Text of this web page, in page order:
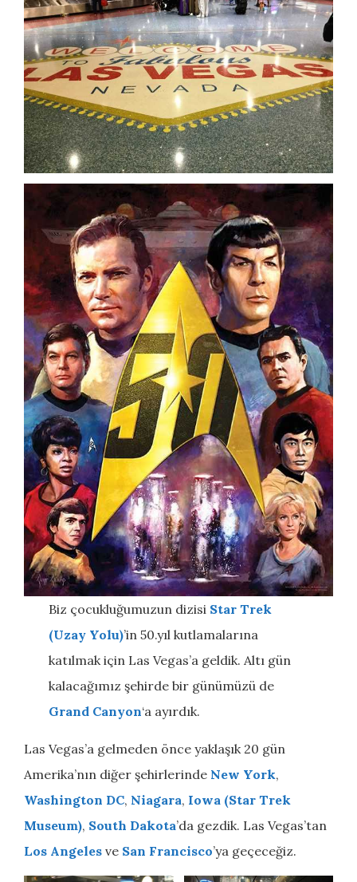
Biz çocukluğumuzun dizisi Star Trek
(Uzay Yolu)’in 50.yıl kutlamalarına
katılmak için Las Vegas’a geldik. Altı gün
kalacağımız şehirde bir günümüzü de
Grand Canyon‘a ayırdık.
Las Vegas’a gelmeden önce yaklaşık 20 gün
Amerika’nın diğer şehirlerinde New York,
Washington DC, Niagara, Iowa (Star Trek
Museum), South Dakota’da gezdik. Las Vegas’tan
Los Angeles ve San Francisco’ya geçeceğiz.